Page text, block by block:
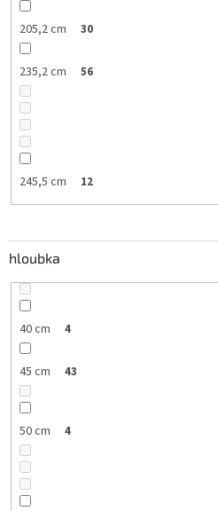
205,2 cm 30
235,2 cm 56
245,5 cm 12
hloubka
40 cm 4
45 cm 43
50 cm 4